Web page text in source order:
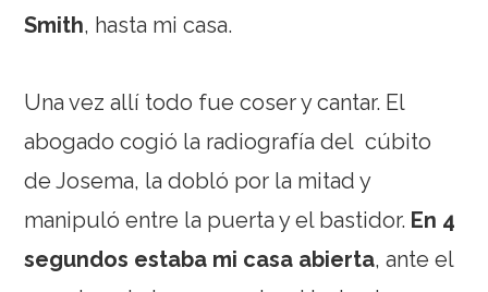
Smith, hasta mi casa.
Una vez allí todo fue coser y cantar. El
abogado cogió la radiografía del cúbito
de Josema, la dobló por la mitad y
manipuló entre la puerta y el bastidor. En 4
segundos estaba mi casa abierta, ante el